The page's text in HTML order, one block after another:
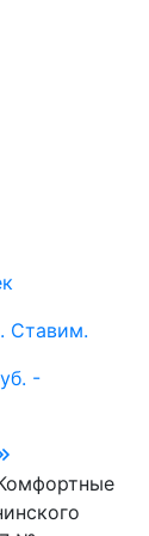
Ставим.
-